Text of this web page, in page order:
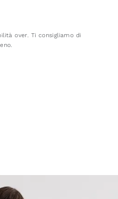
over. Ti consigliamo di